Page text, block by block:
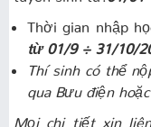
Thời gian nhập
từ 01/9 ÷ 31/10/
Thí sinh có thể
qua Bưu điện
Mọi chi tiết xin